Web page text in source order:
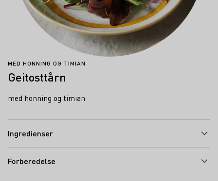
MED HONNING OG TIMIAN
Geitosttårn
med honning og timian
Ingredienser
Forberedelse